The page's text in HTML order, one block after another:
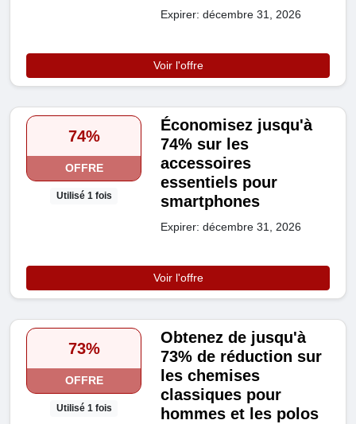
Expirer: décembre 31, 2026
Voir l'offre
74%
OFFRE
Utilisé 1 fois
Économisez jusqu'à
74% sur les
accessoires
essentiels pour
smartphones
Expirer: décembre 31, 2026
Voir l'offre
73%
OFFRE
Utilisé 1 fois
Obtenez de jusqu'à
73% de réduction sur
les chemises
classiques pour
hommes et les polos